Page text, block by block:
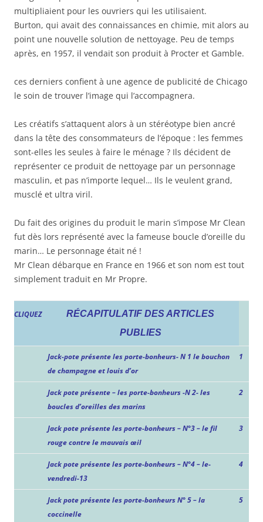
multipliaient pour les ouvriers qui les utilisaient.
Burton, qui avait des connaissances en chimie, mit alors au
point une nouvelle solution de nettoyage. Peu de temps
après, en 1957, il vendait son produit à Procter et Gamble.
ces derniers confient à une agence de publicité de Chicago
le soin de trouver l’image qui l’accompagnera.
Les créatifs s’attaquent alors à un stéréotype bien ancré
dans la tête des consommateurs de l’époque : les femmes
sont-elles les seules à faire le ménage ? Ils décident de
représenter ce produit de nettoyage par un personnage
masculin, et pas n’importe lequel… Ils le veulent grand,
musclé et ultra viril.
Du fait des origines du produit le marin s’impose Mr Clean
fut dès lors représenté avec la fameuse boucle d’oreille du
marin… Le personnage était né !
Mr Clean débarque en France en 1966 et son nom est tout
simplement traduit en Mr Propre.
CLIQUEZ
RÉCAPITULATIF DES ARTICLES
PUBLIES
Jack-pote présente les porte-bonheurs- N 1 le bouchon
de champagne et louis d’or
1
Jack pote présente – les porte-bonheurs -N 2- les
boucles d’oreilles des marins
2
Jack pote présente les porte-bonheurs – N°3 – le fil
rouge contre le mauvais œil
3
Jack pote présente les porte-bonheurs – N°4 – le-
vendredi-13
4
Jack pote présente les porte-bonheurs N° 5 – la
coccinelle
5